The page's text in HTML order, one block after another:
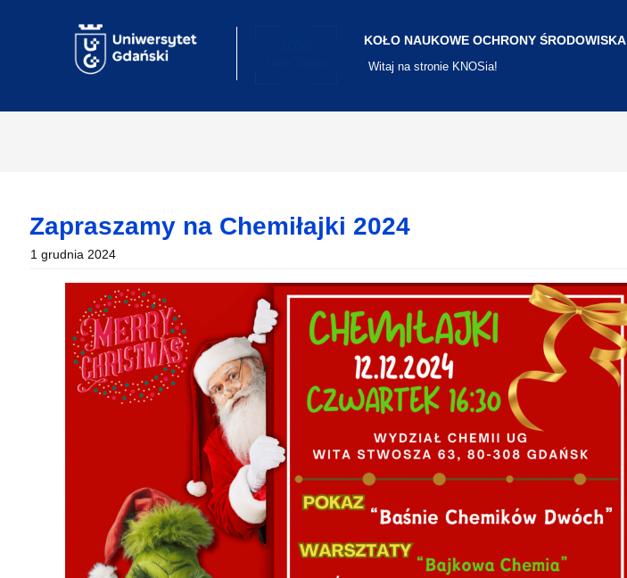
KOŁO NAUKOWE OCHRONY ŚRODOWISKA
Witaj na stronie KNOSia!
Zapraszamy na Chemiłajki 2024
1 grudnia 2024